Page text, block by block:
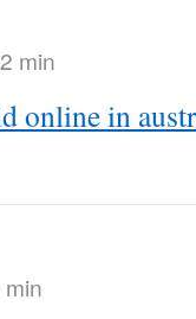
min
online in